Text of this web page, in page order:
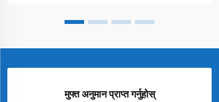
मुफ्त अनुमान प्राप्त गर्नुहोस्